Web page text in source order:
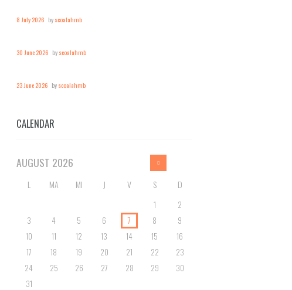
8 July 2026 byscoalahmb
30 June 2026 byscoalahmb
23 June 2026 byscoalahmb
CALENDAR
AUGUST 2026
L MA MI J V S D
1
2
3
4 5 6 7 8
9
10
11 12 13 14 15
16
17
18 19 20 21 22
23
24
25 26 27 28 29
30
31